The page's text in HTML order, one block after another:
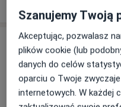
Usługi i ceny
Konsultacja
190 zł Szczegóły
Szanujemy Twoją
Akceptując, pozwalasz
plików cookie (lub
danych do celów
oparciu o Twoje
internetowych. W każdej